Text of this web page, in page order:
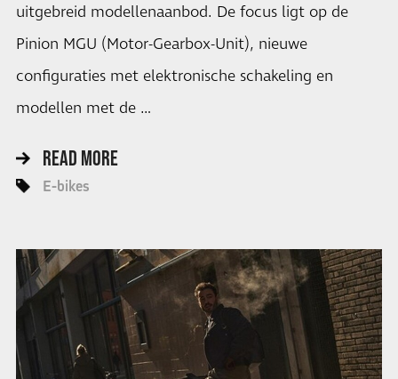
uitgebreid modellenaanbod. De focus ligt op de
Pinion MGU (Motor-Gearbox-Unit), nieuwe
configuraties met elektronische schakeling en
modellen met de …
READ MORE
E-bikes